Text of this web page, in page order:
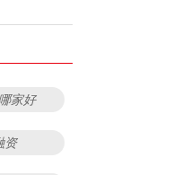
家好
资